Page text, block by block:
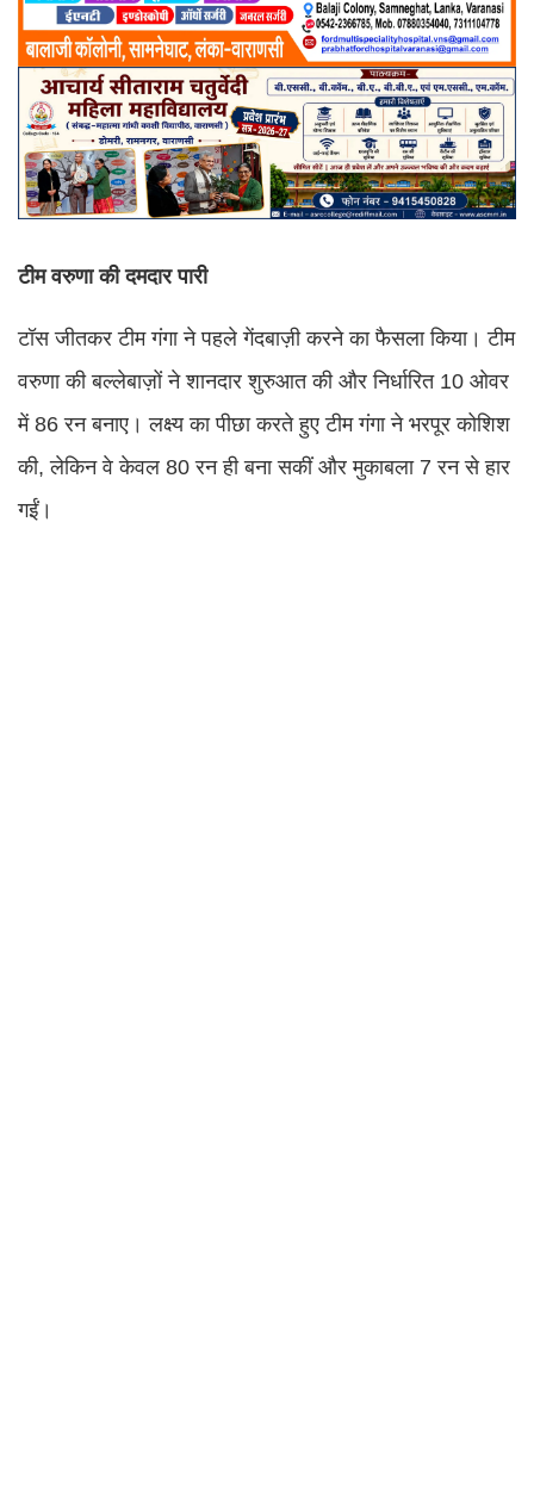
टीम वरुणा की दमदार पारी
टॉस जीतकर टीम गंगा ने पहले गेंदबाज़ी करने का फैसला किया। टीम
वरुणा की बल्लेबाज़ों ने शानदार शुरुआत की और निर्धारित 10 ओवर
में 86 रन बनाए। लक्ष्य का पीछा करते हुए टीम गंगा ने भरपूर कोशिश
की, लेकिन वे केवल 80 रन ही बना सकीं और मुकाबला 7 रन से हार
गईं।